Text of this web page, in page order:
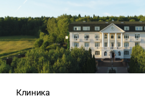
Клиника